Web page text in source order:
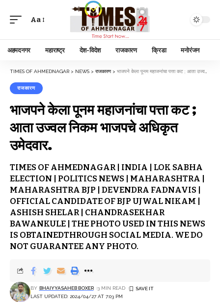
Aa
अहमदनगर महाराष्ट्र देश-विदेश राजकारण क्रिडा मनोरंजन
TIMES OF AHMEDNAGAR > NEWS > राजकारण> भाजपने केला पूनम महाजनांचा पत्ता कट ; आता उज्वल निकम भाजपचे अधिकृत उमेदवार.
राजकारण
भाजपने केला पूनम महाजनांचा पत्ता कट ;
आता उज्वल निकम भाजपचे अधिकृत
उमेदवार.
TIMES OF AHMEDNAGAR | INDIA | LOK SABHA
ELECTION | POLITICS NEWS | MAHARASHTRA |
MAHARASHTRA BJP | DEVENDRA FADNAVIS |
OFFICIAL CANDIDATE OF BJP UJWAL NIKAM |
ASHISH SHELAR | CHANDRASEKHAR
BAWANKULE | THE PHOTO USED IN THIS NEWS
IS OBTAINEDTHROUGH SOCIAL MEDIA. WE DO
NOT GUARANTEE ANY PHOTO.
LAST UPDATED: 2024/04/27 AT 7:03 PM
BY BHAIYYASAHEB BOXER 3 MIN READ